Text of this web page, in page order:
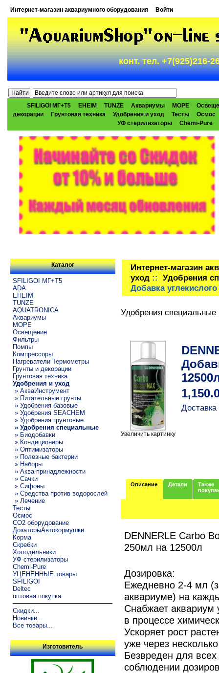
Интернет-магазин аквариумного оборудования Войти
конт. тел. +7(925)216-
SFILIGOI МГ+Т5 EHEIM TUNZE Аквариумы МОРЕ
декорации
Грунтовая техника Удобрения и уход Тесты
Осмос
УФ стерилизаторы
Chemi-Pure
Каталог
SFILIGOI МГ+Т5
ADA
EHEIM
TUNZE
AQUATRONICA
Аквариумы
МОРЕ
Освещение
Фильтры
Помпы
Компрессоры
Нагреватели Термометры
Грунты и декорации
Грунтовая техника
Удобрения и уход
» АкваИнструмент
» Питательные грунты
» Удобрения базовые
» Удобрения SEACHEM
» Удобрения грунтовые
» Удобрения специальные
» Биодобавки
» Кондиционеры
» Оптимизаторы
» Полезные бактерии
» Наборы
» Аква-принадлежности
» Сачки
» Сифоны
» Средства против водорослей
» Лечение
Тесты
Осмос
CO2 оборудование
ДозаторыАвтокормушки
Корма
Скребки
Холодильники
УФ стерилизаторы
Chemi-Pure
УЦЕНЁННЫЕ товары
SFILIGOI
Deltec
оптовая покупка
Скидки...
Новинки...
Все товары...
Изготовитель
Интернет-магазин
уход:: Удобрения
Добавка
Удобрения специальные
Увеличить картинку
Описание Детали
Также
DENNERLE Carbo
250мл на 12500л
Дозировка:
Ежедневно 2-4 мл
аквариуме) на
Снабжает аквариум
в процессе
Ускоряет рост
уже через
Безвреден для
соблюдении